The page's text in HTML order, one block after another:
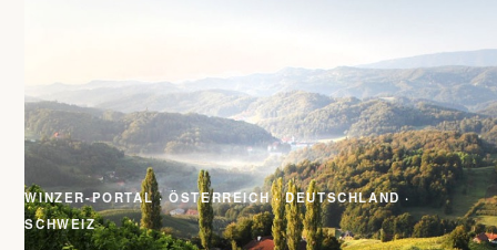
WINZER-PORTAL · ÖSTERREICH · DEUTSCHLAND ·
SCHWEIZ